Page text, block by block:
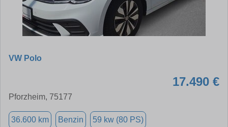
VW Polo
17.490 €
Pforzheim, 75177
36.600 km Benzin 59 kw (80 PS)